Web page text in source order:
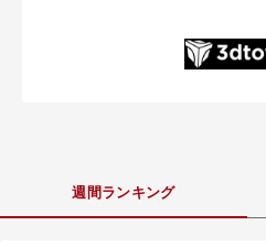
週間ランキング